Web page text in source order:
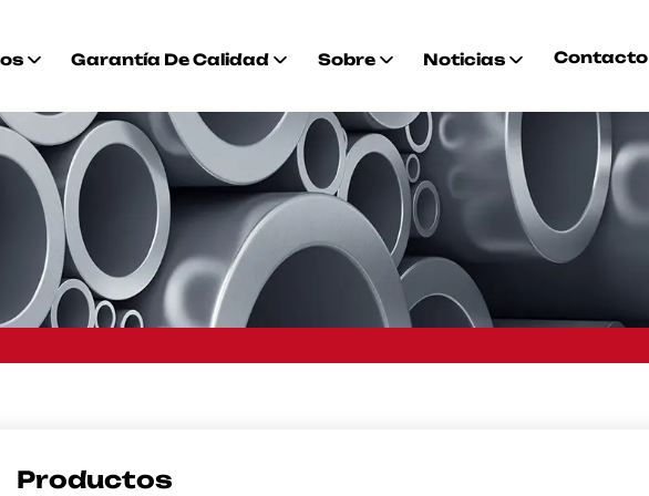
Garantía De Calidad Sobre Noticias Contacto
Productos